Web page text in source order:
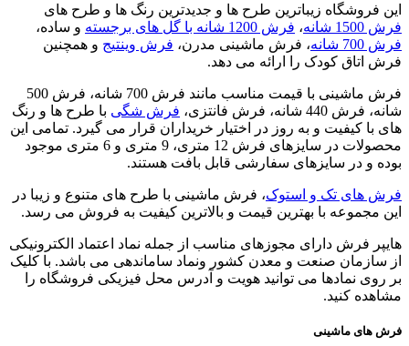
این فروشگاه زیباترین طرح ها و جدیدترین رنگ ها و طرح های
فرش 1500 شانه
، فرش 1200 شانه با گل های برجسته
و ساده،
فرش 700 شانه
، فرش ماشینی مدرن، فرش وینتیج و همچنین
فرش اتاق کودک را ارائه می دهد.
فرش ماشینی با قیمت مناسب مانند فرش 700 شانه، فرش 500
شانه، فرش 440 شانه، فرش فانتزی،
فرش شگی با طرح ها و رنگ
های با کیفیت و به روز در اختیار خریداران قرار می گیرد. تمامی این
محصولات در سایزهای فرش 12 متری، 9 متری و 6 متری موجود
بوده و در سایزهای سفارشی قابل بافت هستند.
فرش های تک و استوک، فرش ماشینی با طرح های متنوع و زیبا در
این مجموعه با بهترین قیمت و بالاترین کیفیت به فروش می رسد.
هایپر فرش دارای مجوزهای مناسب از جمله نماد اعتماد الکترونیکی
از سازمان صنعت و معدن کشور ونماد ساماندهی می باشد. با کلیک
بر روی نمادها می توانید هویت و آدرس محل فیزیکی فروشگاه را
مشاهده کنید.
فرش های ماشینی